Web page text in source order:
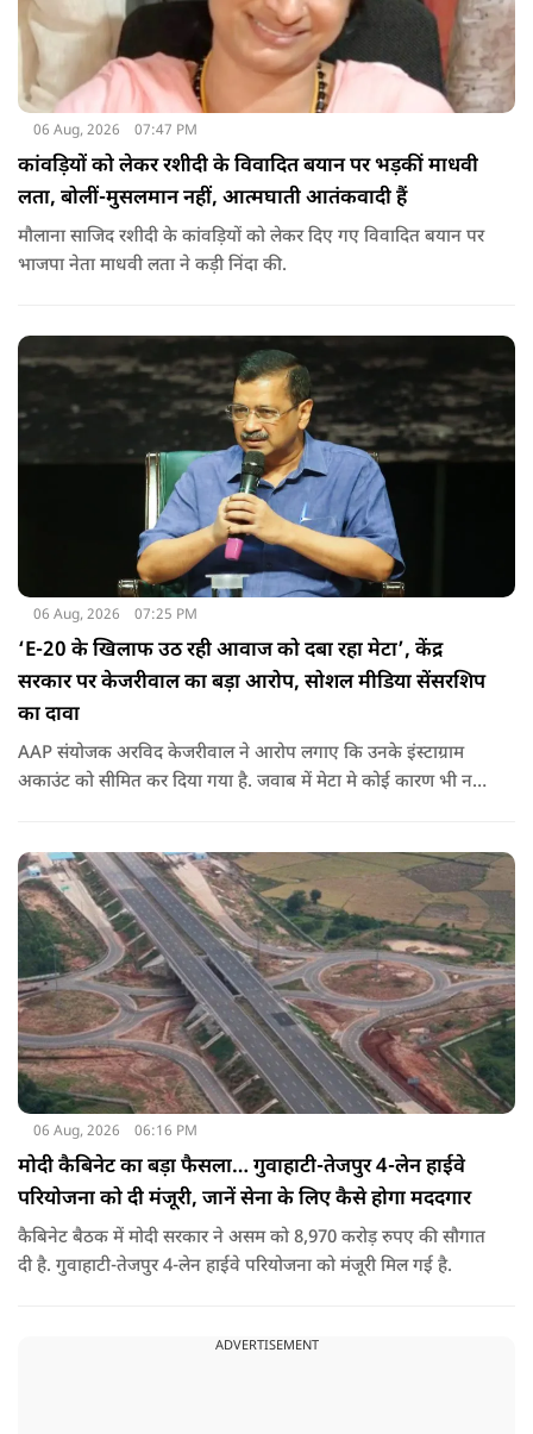
06 Aug, 2026 07:47 PM
कांवड़ियों को लेकर रशीदी के विवादित बयान पर भड़कीं माधवी
लता, बोलीं-मुसलमान नहीं, आत्मघाती आतंकवादी हैं
मौलाना साजिद रशीदी के कांवड़ियों को लेकर दिए गए विवादित बयान पर
भाजपा नेता माधवी लता ने कड़ी निंदा की.
06 Aug, 2026 07:25 PM
‘E-20 के खिलाफ उठ रही आवाज को दबा रहा मेटा’, केंद्र
सरकार पर केजरीवाल का बड़ा आरोप, सोशल मीडिया सेंसरशिप
का दावा
AAP संयोजक अरविद केजरीवाल ने आरोप लगाए कि उनके इंस्टाग्राम
अकाउंट को सीमित कर दिया गया है. जवाब में मेटा मे कोई कारण भी नहीं
06 Aug, 2026 06:16 PM
मोदी कैबिनेट का बड़ा फैसला… गुवाहाटी-तेजपुर 4-लेन हाईवे
परियोजना को दी मंजूरी, जानें सेना के लिए कैसे होगा मददगार
कैबिनेट बैठक में मोदी सरकार ने असम को 8,970 करोड़ रुपए की सौगात
दी है. गुवाहाटी-तेजपुर 4-लेन हाईवे परियोजना को मंजूरी मिल गई है.
ADVERTISEMENT